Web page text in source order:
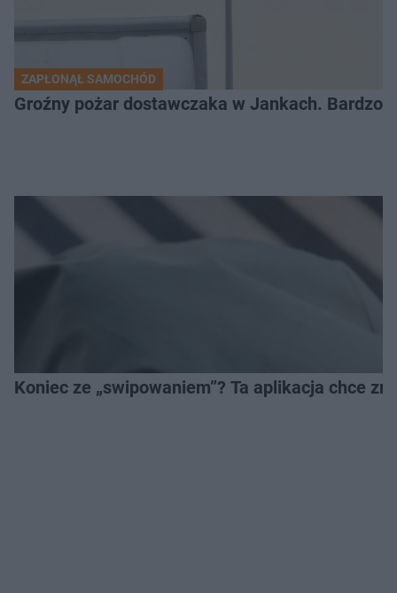
ZAPŁONĄŁ SAMOCHÓD
Groźny pożar dostawczaka w Jankach. Bardzo
Koniec ze „swipowaniem”? Ta aplikacja chce